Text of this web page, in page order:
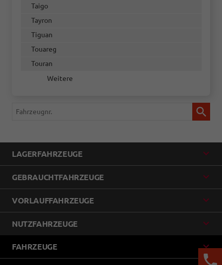
Taigo
Tayron
Tiguan
Touareg
Touran
Weitere
Fahrzeugnr.
LAGERFAHRZEUGE
GEBRAUCHTFAHRZEUGE
VORLAUFFAHRZEUGE
NUTZFAHRZEUGE
FAHRZEUGE